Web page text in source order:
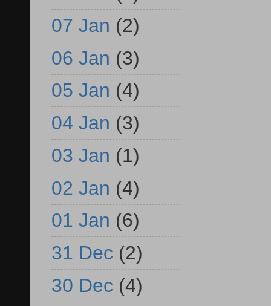
07 Jan (2)
06 Jan (3)
05 Jan (4)
04 Jan (3)
03 Jan (1)
02 Jan (4)
01 Jan (6)
31 Dec (2)
30 Dec (4)